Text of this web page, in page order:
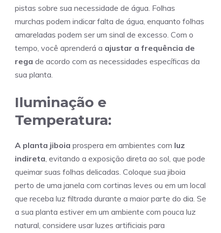
pistas sobre sua necessidade de água. Folhas
murchas podem indicar falta de água, enquanto folhas
amareladas podem ser um sinal de excesso. Com o
tempo, você aprenderá a ajustar a frequência de
rega de acordo com as necessidades específicas da
sua planta.
Iluminação e
Temperatura:
A planta jiboia prospera em ambientes com luz
indireta, evitando a exposição direta ao sol, que pode
queimar suas folhas delicadas. Coloque sua jiboia
perto de uma janela com cortinas leves ou em um local
que receba luz filtrada durante a maior parte do dia. Se
a sua planta estiver em um ambiente com pouca luz
natural, considere usar luzes artificiais para